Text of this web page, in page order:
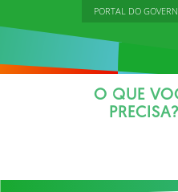
PORTAL DO
O QUE
PRECISA?